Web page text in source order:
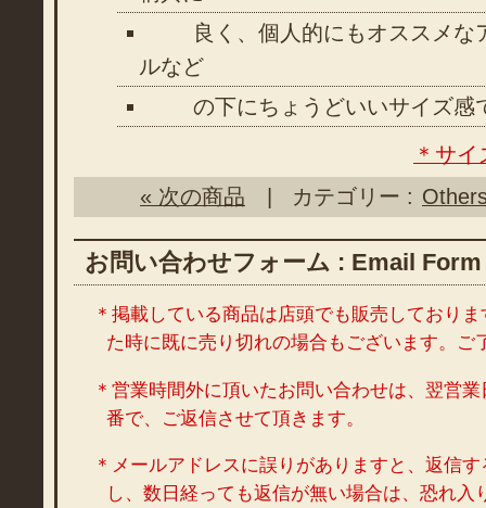
良く、個人的にもオススメな
ルなど
の下にちょうどいいサイズ感
＊サ
« 次の商品
| カテゴリー :
お問い合わせフォーム : Email Form
＊掲載している商品は店頭でも販売しており
た時に既に売り切れの場合もございます。ご
＊営業時間外に頂いたお問い合わせは、翌営
番で、ご返信させて頂きます。
＊メールアドレスに誤りがありますと、返信
し、数日経っても返信が無い場合は、恐れ入